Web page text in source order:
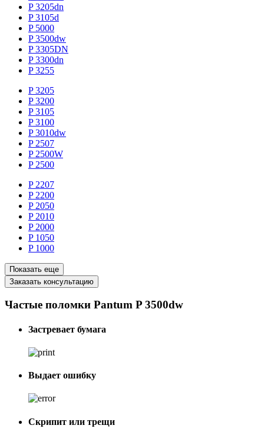
P 3205dn
P 3105d
P 5000
P 3500dw
P 3305DN
P 3300dn
P 3255
P 3205
P 3200
P 3105
P 3100
P 3010dw
P 2507
P 2500W
P 2500
P 2207
P 2200
P 2050
P 2010
P 2000
P 1050
P 1000
Показать еще
Заказать консультацию
Частые поломки Pantum P 3500dw
Застревает бумага
Выдает ошибку
Скрипит или трещи